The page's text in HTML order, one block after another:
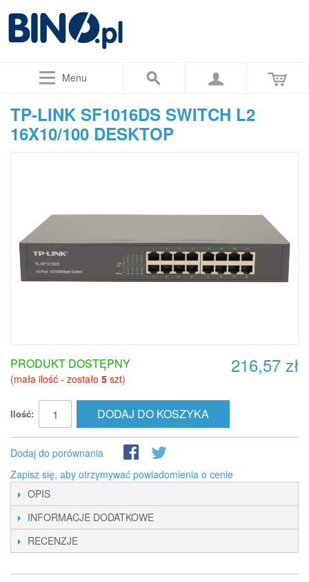
Menu
TP-LINK SF1016DS SWITCH L2
16X10/100 DESKTOP
216,57 zł
PRODUKT DOSTĘPNY
(mała ilość - zostało 5 szt)
Ilość: DODAJ DO KOSZYKA
Dodaj do porównania
Zapisz się, aby otrzymywać powiadomienia o cenie
OPIS
INFORMACJE DODATKOWE
RECENZJE